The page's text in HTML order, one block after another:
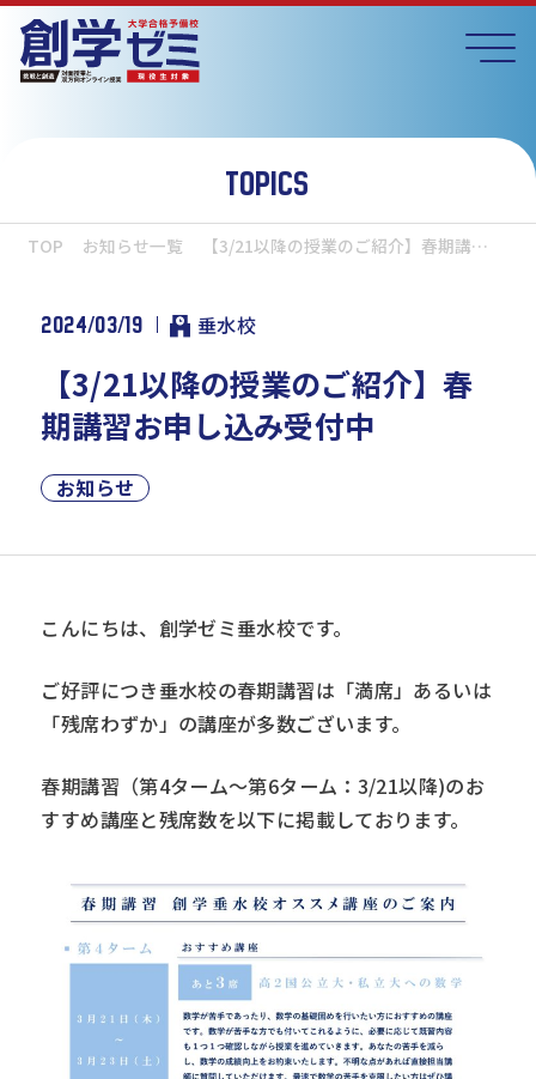
TOPICS
TOP お知らせ一覧 【3/21以降の授業のご紹介】春期講…
2024/03/19 垂水校
【3/21以降の授業のご紹介】春
期講習お申し込み受付中
お知らせ
こんにちは、創学ゼミ垂水校です。
ご好評につき垂水校の春期講習は「満席」あるいは
「残席わずか」の講座が多数ございます。
春期講習（第4ターム〜第6ターム：3/21以降)のお
すすめ講座と残席数を以下に掲載しております。